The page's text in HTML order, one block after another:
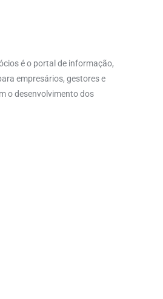
é o portal de informação,
empresários, gestores e
o desenvolvimento dos